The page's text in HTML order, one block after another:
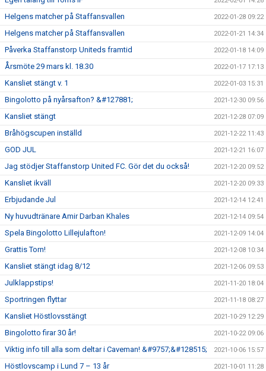
Helgens matcher på Staffansvallen 2022-01-28 09:22
Helgens matcher på Staffansvallen 2022-01-21 14:34
Påverka Staffanstorp Uniteds framtid 2022-01-18 14:09
Årsmöte 29 mars kl. 18.30 2022-01-17 17:13
Kansliet stängt v. 1 2022-01-03 15:31
Bingolotto på nyårsafton? &#127881; 2021-12-30 09:56
Kansliet stängt 2021-12-28 07:09
Bråhögscupen inställd 2021-12-22 11:43
GOD JUL 2021-12-21 16:07
Jag stödjer Staffanstorp United FC. Gör det du också! 2021-12-20 09:52
Kansliet ikväll 2021-12-20 09:33
Erbjudande Jul 2021-12-14 12:41
Ny huvudtränare Amir Darban Khales 2021-12-14 09:54
Spela Bingolotto Lillejulafton! 2021-12-09 14:04
Grattis Torn! 2021-12-08 10:34
Kansliet stängt idag 8/12 2021-12-06 09:53
Julklappstips! 2021-11-20 18:04
Sportringen flyttar 2021-11-18 08:27
Kansliet Höstlovsstängt 2021-10-29 12:29
Bingolotto firar 30 år! 2021-10-22 09:06
Viktig info till alla som deltar i Caveman! &#9757;&#128515; 2021-10-06 15:57
Höstlovscamp i Lund 7 – 13 år 2021-10-01 11:28